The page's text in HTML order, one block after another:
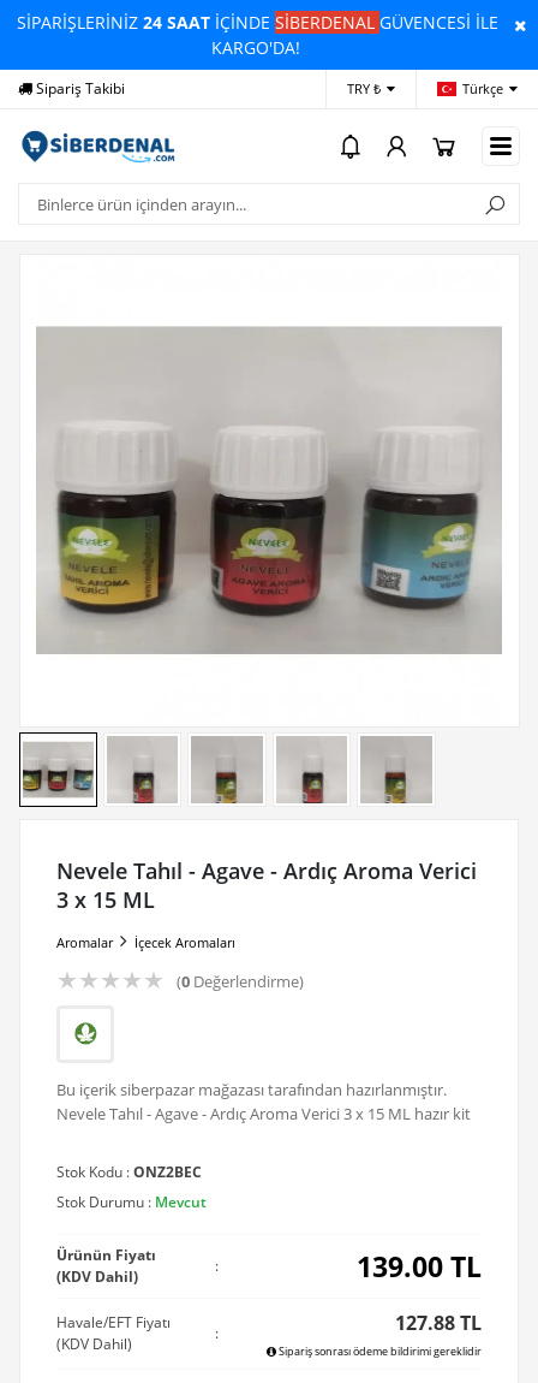
SİPARİŞLERİNİZ24 SAAT İÇİNDESİBERDENALGÜVENCESİ İLE
KARGO'DA!
Sipariş Takibi TRY ₺ Türkçe
Nevele Tahıl - Agave - Ardıç Aroma Verici
3 x 15 ML
Aromalar İçecek Aromaları
★★★★★ (0Değerlendirme)
Bu içerik siberpazar mağazası tarafından hazırlanmıştır.
Nevele Tahıl - Agave - Ardıç Aroma Verici 3 x 15 ML hazır kit
Stok Kodu :ONZ2BEC
Stok Durumu : Mevcut
Ürünün Fiyatı
(KDV Dahil)
: 139.00TL
Havale/EFT Fiyatı
(KDV Dahil)
: 127.88 TL
Sipariş sonrası ödeme bildirimi gereklidir